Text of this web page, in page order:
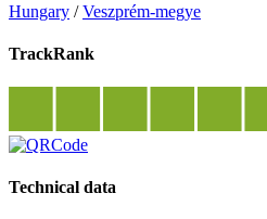
Hungary /Veszprém-megye
TrackRank
Technical data